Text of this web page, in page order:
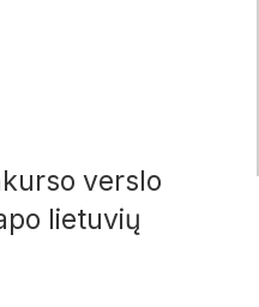
verslo
lietuvių